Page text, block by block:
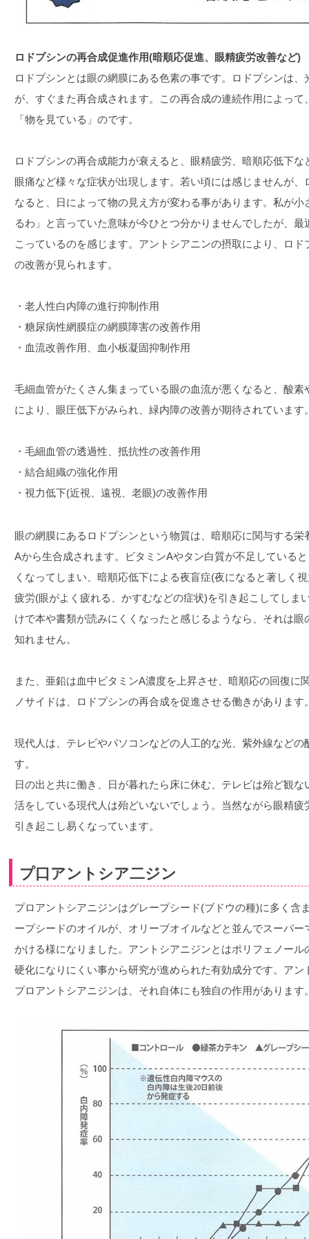
ロドプシンの再合成促進作用(暗順応促進、眼精疲労改善など)
ロドプシンとは眼の網膜にある色素の事です。ロドプシンは
が、すぐまた再合成されます。この再合成の連続作用によっ
「物を見ている」のです。
ロドプシンの再合成能力が衰えると、眼精疲労、暗順応低下
眼痛など様々な症状が出現します。若い頃には感じませんが
なると、日によって物の見え方が変わる事があります。私が
るわ」と言っていた意味が今ひとつ分かりませんでしたが、
こっているのを感じます。アントシアニンの摂取により、ロ
の改善が見られます。
・老人性白内障の進行抑制作用
・糖尿病性網膜症の網膜障害の改善作用
・血流改善作用、血小板凝固抑制作用
毛細血管がたくさん集まっている眼の血流が悪くなると、酸
により、眼圧低下がみられ、緑内障の改善が期待されています
・毛細血管の透過性、抵抗性の改善作用
・結合組織の強化作用
・視力低下(近視、遠視、老眼)の改善作用
眼の網膜にあるロドプシンという物質は、暗順応に関与する
Aから生合成されます。ビタミンAやタン白質が不足している
くなってしまい、暗順応低下による夜盲症(夜になると著しく
疲労(眼がよく疲れる、かすむなどの症状)を引き起こしてしま
けで本や書類が読みにくくなったと感じるようなら、それは
知れません。
また、亜鉛は血中ビタミンA濃度を上昇させ、暗順応の回復に
ノサイドは、ロドプシンの再合成を促進させる働きがあります
現代人は、テレビやパソコンなどの人工的な光、紫外線など
す。
日の出と共に働き、日が暮れたら床に休む、テレビは殆ど観
活をしている現代人は殆どいないでしょう。当然ながら眼精
引き起こし易くなっています。
プ口アントシア二ジン
プロアントシアニジンはグレープシード(ブドウの種)に多く含
ープシードのオイルが、オリーブオイルなどと並んでスーパ
かける様になりました。アントシアニジンとはポリフェノー
硬化になりにくい事から研究が進められた有効成分です。ア
プロアントシアニジンは、それ自体にも独自の作用があります